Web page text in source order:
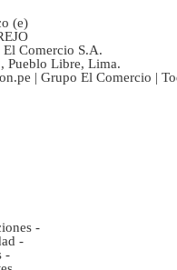
(e)
Comercio S.A.
Pueblo Libre, Lima.
| Grupo El Comercio |
-
-
-